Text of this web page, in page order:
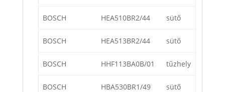
BOSCH HEA510BR2/44 sütő
BOSCH HEA513BR2/44 sütő
BOSCH HHF113BA0B/01 tűzhely
BOSCH HBA530BR1/49 sütő